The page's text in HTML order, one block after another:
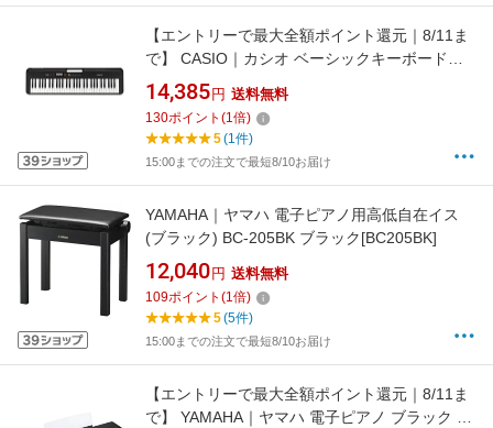
【エントリーで最大全額ポイント還元｜8/11ま
で】 CASIO｜カシオ ベーシックキーボード
CT-S200BK ブラック [61鍵盤]
14,385 円 送料無料
130ポイント (1倍)
5(1件)
15:00までの注文で最短8/10お届け
YAMAHA｜ヤマハ 電子ピアノ用高低自在イス
(ブラック) BC-205BK ブラック[BC205BK]
12,040 円 送料無料
109ポイント (1倍)
5(5件)
15:00までの注文で最短8/10お届け
【エントリーで最大全額ポイント還元｜8/11ま
で】 YAMAHA｜ヤマハ 電子ピアノ ブラック P-